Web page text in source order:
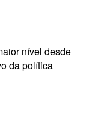
nível desde
da política